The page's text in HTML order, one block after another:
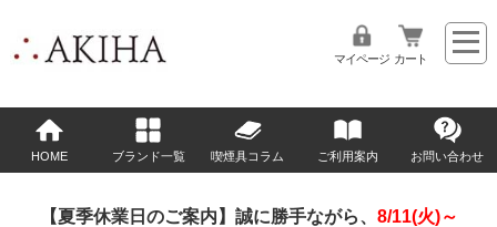
マイページ カート
HOME ブランド一覧 喫煙具コラム ご利用案内 お問い合わせ
【夏季休業日のご案内】誠に勝手ながら、 8/11(火)～